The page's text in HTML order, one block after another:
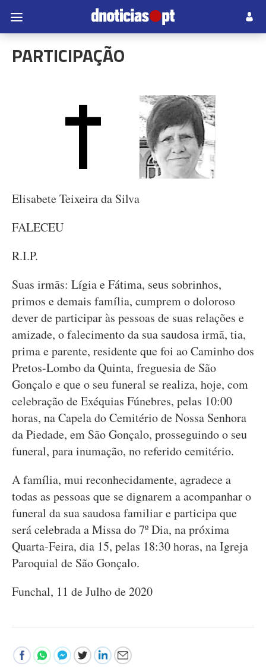
PARTICIPAÇÃO
Elisabete Teixeira da Silva
FALECEU
R.I.P.
Suas irmãs: Lígia e Fátima, seus sobrinhos,
primos e demais família, cumprem o doloroso
dever de participar às pessoas de suas relações e
amizade, o falecimento da sua saudosa irmã, tia,
prima e parente, residente que foi ao Caminho dos
Pretos-Lombo da Quinta, freguesia de São
Gonçalo e que o seu funeral se realiza, hoje, com
celebração de Exéquias Fúnebres, pelas 10:00
horas, na Capela do Cemitério de Nossa Senhora
da Piedade, em São Gonçalo, prosseguindo o seu
funeral, para inumação, no referido cemitério.
A família, mui reconhecidamente, agradece a
todas as pessoas que se dignarem a acompanhar o
funeral da sua saudosa familiar e participa que
será celebrada a Missa do 7º Dia, na próxima
Quarta-Feira, dia 15, pelas 18:30 horas, na Igreja
Paroquial de São Gonçalo.
Funchal, 11 de Julho de 2020